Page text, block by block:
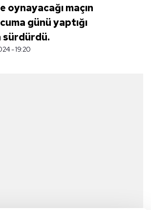
oynayacağı maçın
cuma günü yaptığı
sürdürdü.
- 19:20